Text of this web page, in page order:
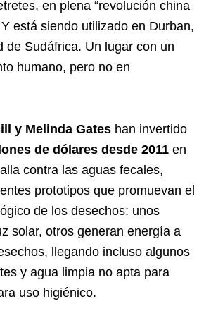
en plena “revolución china
está siendo utilizado en Durban,
de Sudáfrica. Un lugar con un
humano, pero no en
y Melinda Gates han invertido
de dólares desde 2011 en
contra las aguas fecales,
prototipos que promuevan el
de los desechos: unos
solar, otros generan energía a
llegando incluso algunos
y agua limpia no apta para
uso higiénico.